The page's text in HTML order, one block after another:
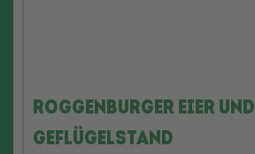
Roggenburger Eier und
Geflügelstand